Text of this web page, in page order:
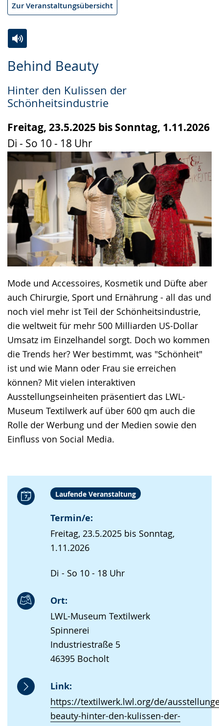
Zur Veranstaltungsübersicht
Behind Beauty
Hinter den Kulissen der
Schönheitsindustrie
Freitag, 23.5.2025 bis Sonntag, 1.11.2026
Di - So 10 - 18 Uhr
Mode und Accessoires, Kosmetik und Düfte aber
auch Chirurgie, Sport und Ernährung - all das und
noch viel mehr ist Teil der Schönheitsindustrie,
die weltweit für mehr 500 Milliarden US-Dollar
Umsatz im Einzelhandel sorgt. Doch wo kommen
die Trends her? Wer bestimmt, was "Schönheit"
ist und wie Mann oder Frau sie erreichen
können? Mit vielen interaktiven
Ausstellungseinheiten präsentiert das LWL-
Museum Textilwerk auf über 600 qm auch die
Rolle der Werbung und der Medien sowie den
Einfluss von Social Media.
Laufende Veranstaltung
Termin/e:
Freitag, 23.5.2025 bis Sonntag,
1.11.2026
Di - So 10 - 18 Uhr
Ort:
LWL-Museum Textilwerk
Spinnerei
Industriestraße 5
46395 Bocholt
Link:
https://textilwerk.lwl.org/de/
beauty-hinter-den-kulissen-der-
Leichten
wechseln.
Audio-
Video
Deutscher
wird
angezeigt.